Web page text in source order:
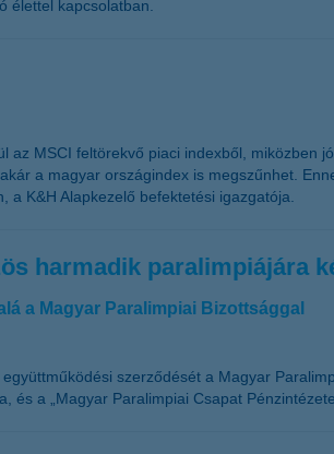
élettel kapcsolatban.
az MSCI feltörekvő piaci indexből,
a magyar országindex is megszűnhet.
K&H Alapkezelő befektetési igazgatója.
harmadik paralimpiájára
a Magyar Paralimpiai Bizottsággal
szerződését a Magyar
a „Magyar Paralimpiai Csapat